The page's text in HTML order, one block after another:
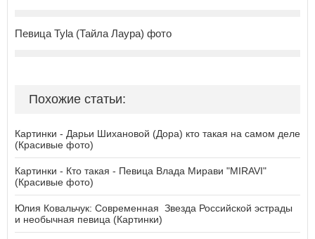
Певица Tyla (Тайла Лаура) фото
Похожие статьи:
Картинки - Дарьи Шихановой (Дора) кто такая на самом деле
(Красивые фото)
Картинки - Кто такая - Певица Влада Мирави "MIRAVI"
(Красивые фото)
Юлия Ковальчук: Современная Звезда Российской эстрады
и необычная певица (Картинки)